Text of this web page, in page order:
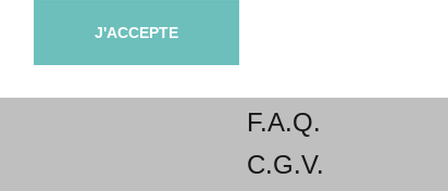
J'ACCEPTE
F.A.Q.
C.G.V.